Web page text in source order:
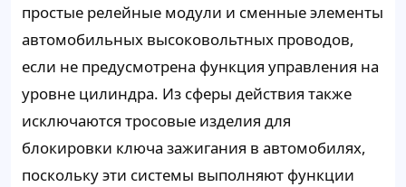
простые релейные модули и сменные элементы
автомобильных высоковольтных проводов,
если не предусмотрена функция управления на
уровне цилиндра. Из сферы действия также
исключаются тросовые изделия для
блокировки ключа зажигания в автомобилях,
поскольку эти системы выполняют функции